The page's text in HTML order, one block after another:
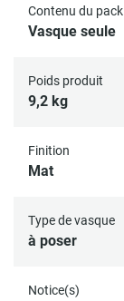
Contenu du pack
Vasque seule
Poids produit
9,2 kg
Finition
Mat
Type de vasque
à poser
Notice(s)